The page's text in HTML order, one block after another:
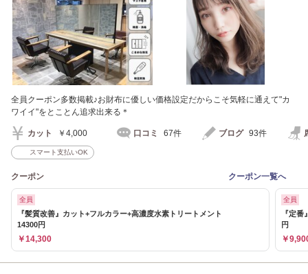
全員クーポン多数掲載♪お財布に優しい価格設定だからこそ気軽に通えて"カ
ワイイ"をとことん追求出来る＊
カット ￥4,000 口コミ 67件 ブログ 93件
スマート支払いOK
クーポン クーポン一覧へ
全員
『髪質改善』カット+フルカラー+高濃度水素トリートメント
14300円
￥14,300
全員
『定
円
￥